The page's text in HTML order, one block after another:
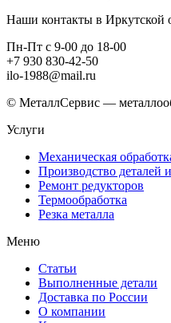
Наши контакты в Иркутской
Пн-Пт с 9-00 до 18-00
+7 930 830-42-50
ilo-1988@mail.ru
© МеталлСервис —
Услуги
Механическая
Производство деталей
Ремонт редукторов
Термообработка
Резка металла
Меню
Статьи
Выполненные детали
Доставка по России
О компании